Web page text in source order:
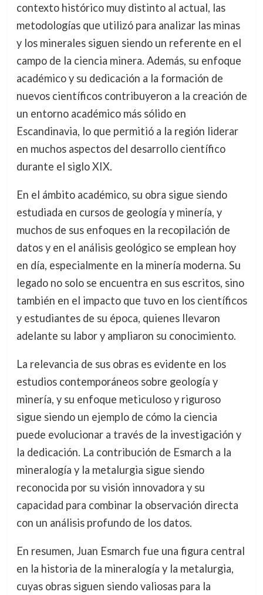
contexto histórico muy distinto al actual, las
metodologías que utilizó para analizar las minas
y los minerales siguen siendo un referente en el
campo de la ciencia minera. Además, su enfoque
académico y su dedicación a la formación de
nuevos científicos contribuyeron a la creación de
un entorno académico más sólido en
Escandinavia, lo que permitió a la región liderar
en muchos aspectos del desarrollo científico
durante el siglo XIX.
En el ámbito académico, su obra sigue siendo
estudiada en cursos de geología y minería, y
muchos de sus enfoques en la recopilación de
datos y en el análisis geológico se emplean hoy
en día, especialmente en la minería moderna. Su
legado no solo se encuentra en sus escritos, sino
también en el impacto que tuvo en los científicos
y estudiantes de su época, quienes llevaron
adelante su labor y ampliaron su conocimiento.
La relevancia de sus obras es evidente en los
estudios contemporáneos sobre geología y
minería, y su enfoque meticuloso y riguroso
sigue siendo un ejemplo de cómo la ciencia
puede evolucionar a través de la investigación y
la dedicación. La contribución de Esmarch a la
mineralogía y la metalurgia sigue siendo
reconocida por su visión innovadora y su
capacidad para combinar la observación directa
con un análisis profundo de los datos.
En resumen, Juan Esmarch fue una figura central
en la historia de la mineralogía y la metalurgia,
cuyas obras siguen siendo valiosas para la